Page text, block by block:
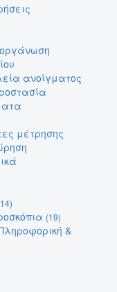
ανοίγματος
μέτρησης
(19)
&